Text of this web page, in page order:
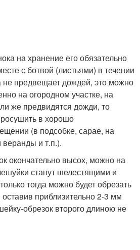
на хранение его обязательно
с ботвой (листьями) в течении
не предвещает дождей, это можно
на огородном участке, на
же предвидятся дожди, то
в хорошо
(в подсобке, сарае, на
и т.п.).
окончательно высох, можно на
станут шелестящими и
тогда можно будет обрезать
приблизительно 2-3 мм
обрезок второго длиною не